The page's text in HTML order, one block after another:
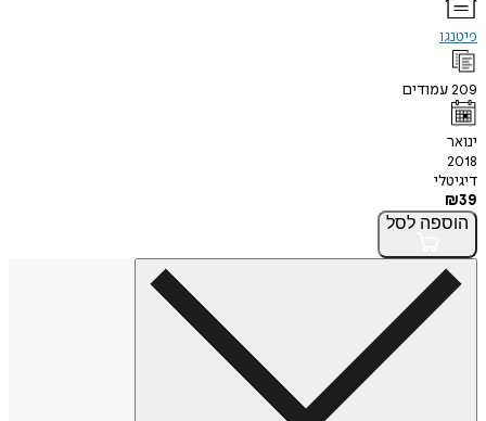
פיטנגו
209עמודים
ינואר
2018
דיגיטלי
₪39
הוספה לסל